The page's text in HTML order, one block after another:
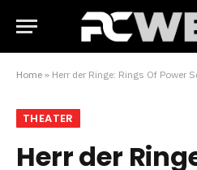
Home » Herr der Ringe: Rings Of Power Season 2 verzögert sich,
THEATER
Herr der